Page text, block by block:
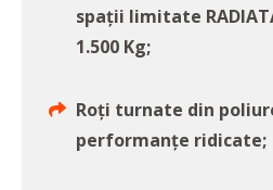
spații limitate
1.500 Kg;
Roți turnate din
performanțe ridicate;